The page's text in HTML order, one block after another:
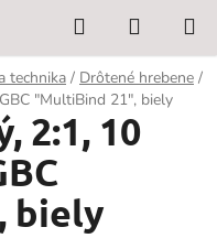
Hľadať
KOŠÍK
technika / Drôtené hrebene /
"MultiBind 21", biely
2:1, 10
biely